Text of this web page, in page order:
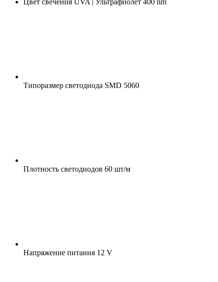
Типоразмер светодиода SMD 5060
Плотность светодиодов 60 шт/м
Напряжение питания 12 V